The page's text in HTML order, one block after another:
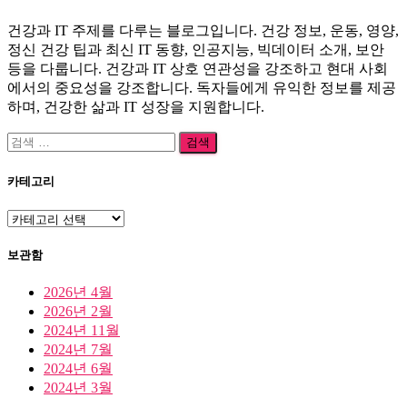
건강과 IT 주제를 다루는 블로그입니다. 건강 정보, 운동, 영양,
정신 건강 팁과 최신 IT 동향, 인공지능, 빅데이터 소개, 보안
등을 다룹니다. 건강과 IT 상호 연관성을 강조하고 현대 사회
에서의 중요성을 강조합니다. 독자들에게 유익한 정보를 제공
하며, 건강한 삶과 IT 성장을 지원합니다.
검
카테고리
카
고
보관함
2026년 4월
2026년 2월
2024년 11월
2024년 7월
2024년 6월
2024년 3월